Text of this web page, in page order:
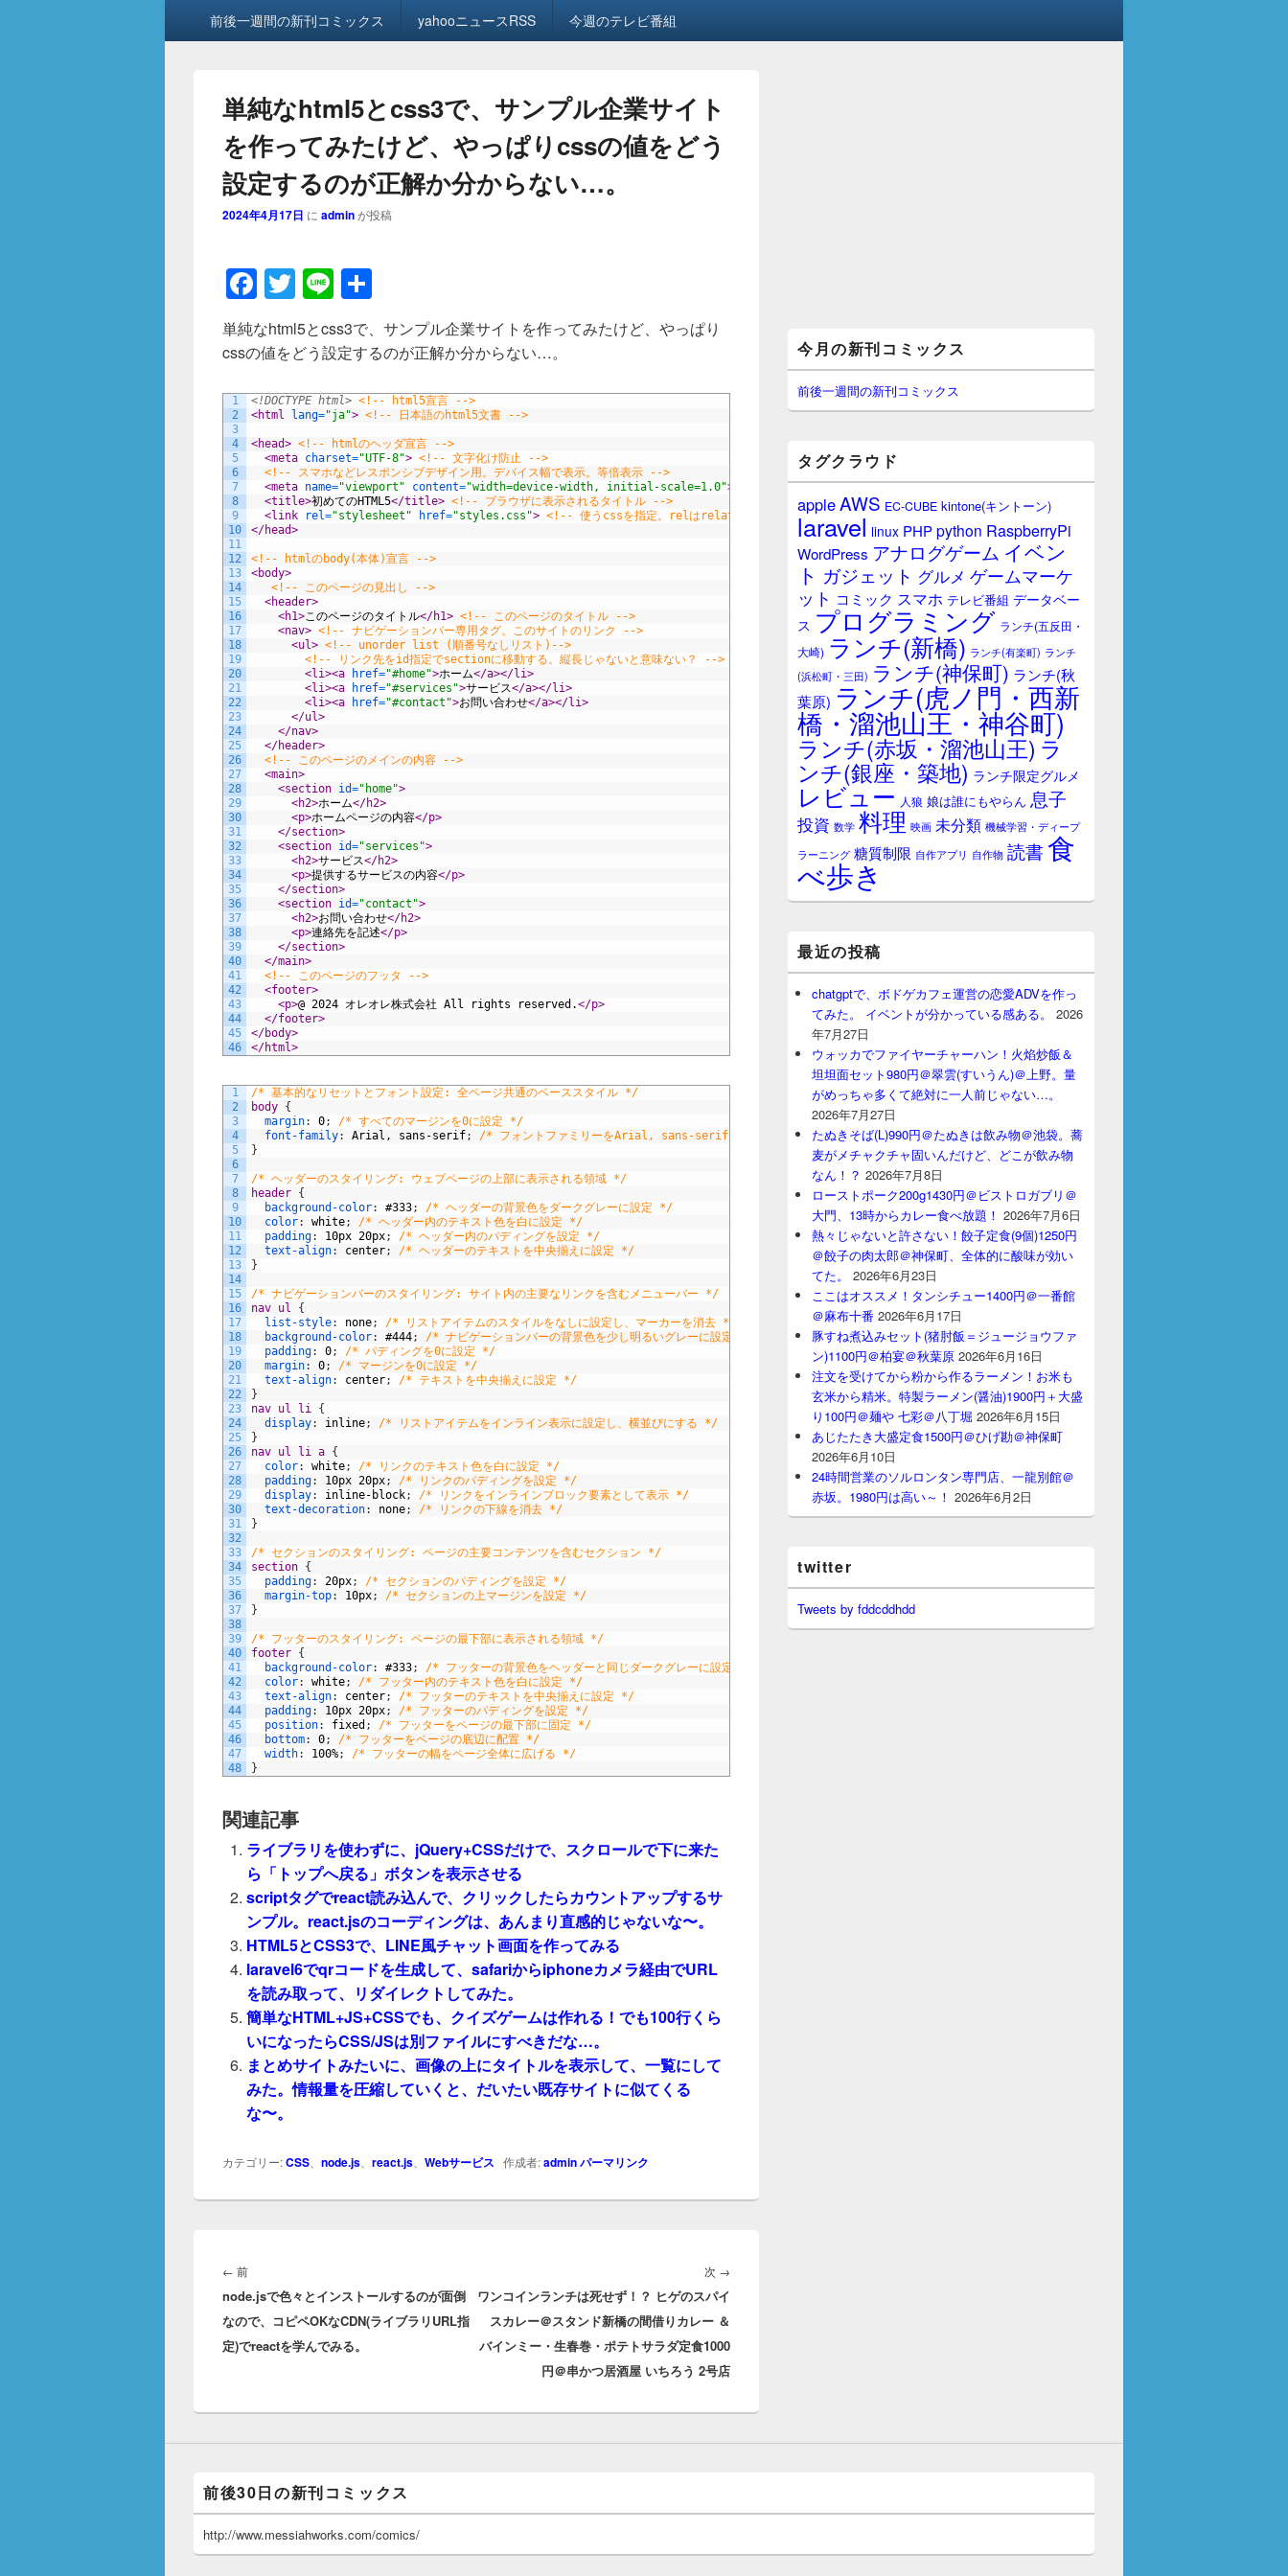
前後一週間の新刊コミックス yahooニュースRSS 今週のテレビ番組
単純なhtml5とcss3で、サンプル企業サイト
を作ってみたけど、やっぱりcssの値をどう
設定するのが正解か分からない…。
2024年4月17日 に adminが投稿
F
a
c
e
b
o
o
k
T
wi
tt
er
Li
n
e
有
単純なhtml5とcss3で、サンプル企業サイトを作ってみたけど、やっぱり
cssの値をどう設定するのが正解か分からない…。
1
2
3
4
5
6
7
8
9
10
11
12
13
14
15
16
17
18
19
20
21
22
23
24
25
26
27
28
29
30
31
32
33
34
35
36
37
38
39
40
41
42
43
44
45
46
<!DOCTYPE html> <!-- html5宣言 -->
<html lang="ja"> <!-- 日本語のhtml5文書 -->
<head> <!-- htmlのヘッダ宣言 -->
<meta charset="UTF-8"> <!-- 文字化け防止 -->
<!-- スマホなどレスポンシブデザイン用。デバイス幅で表示。等倍表示 -->
<meta name="viewport" content="width=device-width, initial-scale=1.0">
<title>初めてのHTML5</title> <!-- ブラウザに表示されるタイトル -->
<link
rel="stylesheet" href="styles.css"> <!-- 使うcssを指定。relはrelationship(関係性)の略 -->
</head>
<!-- htmlのbody(本体)宣言 -->
<body>
<!-- このページの見出し -->
<header>
<h1>このページのタイトル</h1> <!-- このページのタイトル -->
<nav> <!-- ナビゲーションバー専用タグ。このサイトのリンク -->
<ul> <!-- unorder list (順番号なしリスト)-->
<!-- リンク先をid指定でsectionに移動する。縦長じゃないと意味ない？ -->
<li><a href="#home">ホーム</a></li>
<li><a href="#services">サービス</a></li>
<li><a href="#contact">お問い合わせ</a></li>
</ul>
</nav>
</header>
<!-- このページのメインの内容 -->
<main>
<section id="home">
<h2>ホーム</h2>
<p>ホームページの内容</p>
</section>
<section id="services">
<h2>サービス</h2>
<p>提供するサービスの内容</p>
</section>
<section id="contact">
<h2>お問い合わせ</h2>
<p>連絡先を記述</p>
</section>
</main>
<!-- このページのフッタ -->
<footer>
<p>@ 2024 オレオレ株式会社 All rights reserved.</p>
</footer>
</body>
</html>
1
2
3
4
5
6
7
8
9
10
11
12
13
14
15
16
17
18
19
20
21
22
23
24
25
26
27
28
29
30
31
32
33
34
35
36
37
38
39
40
41
42
43
44
45
46
47
48
/* 基本的なリセットとフォント設定: 全ページ共通のベーススタイル */
body {
margin: 0;
/* すべてのマージンを0に設定 */
font-family: Arial, sans-serif;
/* フォントファミリーをArial, sans-serifに設定 */
}
/* ヘッダーのスタイリング: ウェブページの上部に表示される領域 */
header {
background-color: #333;
/* ヘッダーの背景色をダークグレーに設定 */
color: white;
/* ヘッダー内のテキスト色を白に設定 */
padding: 10px 20px;
/* ヘッダー内のパディングを設定 */
text-align: center;
/* ヘッダーのテキストを中央揃えに設定 */
}
/* ナビゲーションバーのスタイリング: サイト内の主要なリンクを含むメニューバー */
nav ul {
list-style: none;
/* リストアイテムのスタイルをなしに設定し、マーカーを消去 */
background-color: #444;
/* ナビゲーションバーの背景色を少し明るいグレーに設定 */
padding: 0;
/* パディングを0に設定 */
margin: 0;
/* マージンを0に設定 */
text-align: center;
/* テキストを中央揃えに設定 */
}
nav ul li {
display: inline;
/* リストアイテムをインライン表示に設定し、横並びにする */
}
nav ul li a {
color: white;
/* リンクのテキスト色を白に設定 */
padding: 10px 20px;
/* リンクのパディングを設定 */
display: inline-block;
/* リンクをインラインブロック要素として表示 */
text-decoration: none;
/* リンクの下線を消去 */
}
/* セクションのスタイリング: ページの主要コンテンツを含むセクション */
section {
padding: 20px;
/* セクションのパディングを設定 */
margin-top: 10px;
/* セクションの上マージンを設定 */
}
/* フッターのスタイリング: ページの最下部に表示される領域 */
footer {
background-color: #333;
/* フッターの背景色をヘッダーと同じダークグレーに設定 */
color: white;
/* フッター内のテキスト色を白に設定 */
text-align: center;
/* フッターのテキストを中央揃えに設定 */
padding: 10px 20px;
/* フッターのパディングを設定 */
position: fixed ;
/* フッターをページの最下部に固定 */
bottom: 0;
/* フッターをページの底辺に配置 */
width: 100%;
/* フッターの幅をページ全体に広げる */
}
関連記事
ライブラリを使わずに、jQuery+CSSだけで、スクロールで下に来た
ら「トップへ戻る」ボタンを表示させる
scriptタグでreact読み込んで、クリックしたらカウントアップするサ
ンプル。react.jsのコーディングは、あんまり直感的じゃないな〜。
HTML5とCSS3で、LINE風チャット画面を作ってみる
laravel6でqrコードを生成して、safariからiphoneカメラ経由でURL
を読み取って、リダイレクトしてみた。
簡単なHTML+JS+CSSでも、クイズゲームは作れる！でも100行くら
いになったらCSS/JSは別ファイルにすべきだな…。
まとめサイトみたいに、画像の上にタイトルを表示して、一覧にして
みた。情報量を圧縮していくと、だいたい既存サイトに似てくる
な〜。
カテゴリー:CSS node.js react.js Webサービス 作成者:adminパーマリンク
稿
ナ
ビ
ゲ
ー
ン
← 前前
の
投
稿:
node.jsで色々とインストールするのが面倒
なので、コピペOKなCDN(ライブラリURL指
定)でreactを学んでみる。
次 →
稿:
ワンコインランチは死せず！？ ヒゲのスパイ
スカレー＠スタンド新橋の間借りカレー ＆
バインミー・生春巻・ポテトサラダ定食1000
円＠串かつ居酒屋 いちろう 2号店
イ
ン
サ
イ
ー
ジ
ッ
ト
今月の新刊コミックス
前後一週間の新刊コミックス
タグクラウド
appleAWS EC-CUBE kintone(キントーン)
laravel linux PHPpython RaspberryPi
WordPress アナログゲーム イベン
ト ガジェット グルメ ゲームマーケ
ット コミック スマホ テレビ番組 データベー
ス プログラミング ランチ(五反田・
大崎) ランチ(新橋) ランチ(有楽町) ランチ
(浜松町・三田) ランチ(神保町) ランチ(秋
葉原) ランチ(虎ノ門・西新
橋・溜池山王・神谷町)
ランチ(赤坂・溜池山王) ラ
ンチ(銀座・築地) ランチ限定グルメ
レビュー 人狼 娘は誰にもやらん 息子
投資 数学 料理 映画 未分類 機械学習・ディープ
ラーニング 糖質制限 自作アプリ 自作物 読書食
べ歩き
最近の投稿
chatgptで、ボドゲカフェ運営の恋愛ADVを作っ
てみた。 イベントが分かっている感ある。
2026
年7月27日
ウォッカでファイヤーチャーハン！火焰炒飯＆
坦坦面セット980円＠翠雲(すいうん)＠上野。量
がめっちゃ多くて絶対に一人前じゃない…。
2026年7月27日
たぬきそば(L)990円＠たぬきは飲み物＠池袋。蕎
麦がメチャクチャ固いんだけど、どこが飲み物
なん！？ 2026年7月8日
ローストポーク200g1430円＠ビストロガブリ＠
大門、13時からカレー食べ放題！ 2026年7月6日
熱々じゃないと許さない！餃子定食(9個)1250円
＠餃子の肉太郎＠神保町、全体的に酸味が効い
てた。
2026年6月23日
ここはオススメ！タンシチュー1400円＠一番館
＠麻布十番 2026年6月17日
豚すね煮込みセット(猪肘飯＝ジュージョウファ
ン)1100円＠柏宴＠秋葉原 2026年6月16日
注文を受けてから粉から作るラーメン！お米も
玄米から精米。特製ラーメン(醤油)1900円＋大盛
り100円＠麺や 七彩＠八丁堀 2026年6月15日
あじたたき大盛定食1500円＠ひげ勘＠神保町
2026年6月10日
24時間営業のソルロンタン専門店、一龍別館＠
赤坂。1980円は高い～！ 2026年6月2日
twitter
Tweets by fddcddhdd
前後30日の新刊コミックス
http://www.messiahworks.com/comics/